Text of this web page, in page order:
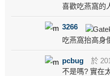
喜歡吃燕窩的
3266
吃燕窩抬高身
pcbug
於
不是嗎? 實在